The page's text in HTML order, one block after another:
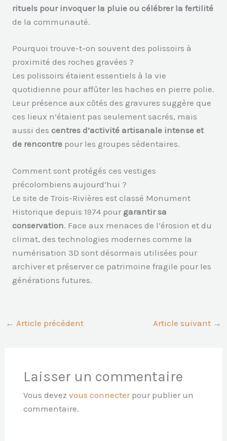
rituels pour invoquer la pluie ou célébrer la fertilité
de la communauté.
Pourquoi trouve-t-on souvent des polissoirs à
proximité des roches gravées ?
Les polissoirs étaient essentiels à la vie
quotidienne pour affûter les haches en pierre polie.
Leur présence aux côtés des gravures suggère que
ces lieux n’étaient pas seulement sacrés, mais
aussi descentres d’activité artisanale intense et
de rencontre pour les groupes sédentaires.
Comment sont protégés ces vestiges
précolombiens aujourd’hui ?
Le site de Trois-Rivières est classé Monument
Historique depuis 1974 pour garantir sa
conservation. Face aux menaces de l’érosion et du
climat, des technologies modernes comme la
numérisation 3D sont désormais utilisées pour
archiver et préserver ce patrimoine fragile pour les
générations futures.
← Article précédent Article suivant →
Laisser un commentaire
Vous devez vous connecterpour publier un
commentaire.